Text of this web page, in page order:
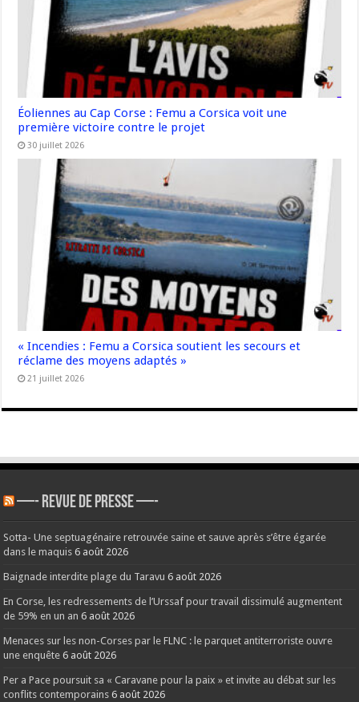
Éoliennes au Cap Corse : Femu a Corsica voit une
première victoire contre le projet
30 juillet 2026
« Incendies : Femu a Corsica soutient les secours et
réclame des moyens adaptés »
21 juillet 2026
—- REVUE DE PRESSE —-
Sotta- Une septuagénaire retrouvée saine et sauve après s’être égarée
dans le maquis 6 août 2026
Baignade interdite plage du Taravu 6 août 2026
En Corse, les redressements de l’Urssaf pour travail dissimulé augmentent
de 59% en un an 6 août 2026
Menaces sur les non-Corses par le FLNC : le parquet antiterroriste ouvre
une enquête 6 août 2026
Per a Pace poursuit sa « Caravane pour la paix » et invite au débat sur les
conflits contemporains 6 août 2026